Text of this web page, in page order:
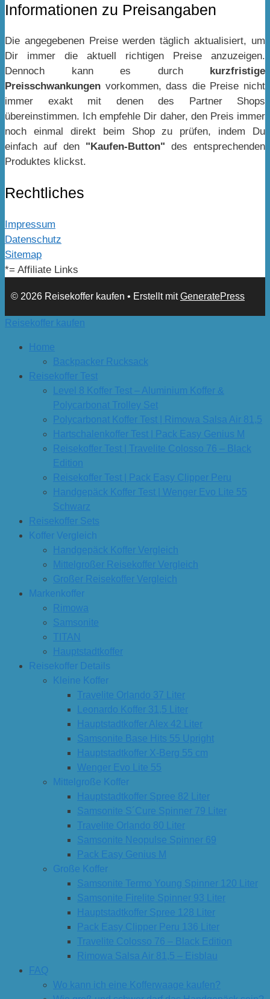
Informationen zu Preisangaben
Die angegebenen Preise werden täglich aktualisiert, um
Dir immer die aktuell richtigen Preise anzuzeigen.
Dennoch kann es durch
kurzfristige
Preisschwankungen vorkommen, dass die Preise nicht
immer exakt mit denen des Partner Shops
übereinstimmen. Ich empfehle Dir daher, den Preis immer
noch einmal direkt beim Shop zu prüfen, indem Du
einfach auf den "Kaufen-Button" des entsprechenden
Produktes klickst.
Rechtliches
Impressum
Datenschutz
Sitemap
*= Affiliate Links
© 2026 Reisekoffer kaufen • Erstellt mitGeneratePress
Reisekoffer kaufen
Home
Backpacker Rucksack
Reisekoffer Test
Level 8 Koffer Test – Aluminium Koffer &
Polycarbonat Trolley Set
Polycarbonat Koffer Test | Rimowa Salsa Air 81,5
Hartschalenkoffer Test | Pack Easy Genius M
Reisekoffer Test | Travelite Colosso 76 – Black
Edition
Reisekoffer Test | Pack Easy Clipper Peru
Handgepäck Koffer Test | Wenger Evo Lite 55
Schwarz
Reisekoffer Sets
Koffer Vergleich
Handgepäck Koffer Vergleich
Mittelgroßer Reisekoffer Vergleich
Großer Reisekoffer Vergleich
Markenkoffer
Rimowa
Samsonite
TITAN
Hauptstadtkoffer
Reisekoffer Details
Kleine Koffer
Travelite Orlando 37 Liter
Leonardo Koffer 31,5 Liter
Hauptstadtkoffer Alex 42 Liter
Samsonite Base Hits 55 Upright
Hauptstadtkoffer X-Berg 55 cm
Wenger Evo Lite 55
Mittelgroße Koffer
Hauptstadtkoffer Spree 82 Liter
Samsonite S´Cure Spinner 79 Liter
Travelite Orlando 80 Liter
Samsonite Neopulse Spinner 69
Pack Easy Genius M
Große Koffer
Samsonite Termo Young Spinner 120 Liter
Samsonite Firelite Spinner 93 Liter
Hauptstadtkoffer Spree 128 Liter
Pack Easy Clipper Peru 136 Liter
Travelite Colosso 76 – Black Edition
Rimowa Salsa Air 81,5 – Eisblau
FAQ
Wo kann ich eine Kofferwaage kaufen?